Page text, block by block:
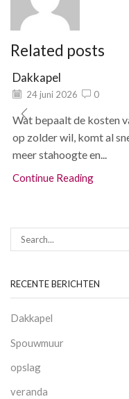
Related posts
Dakkapel
24 juni 2026 0
Wat bepaalt de kosten
op zolder wil, komt al
meer stahoogte en...
Continue Reading
RECENTE BERICHTEN
Dakkapel
Spouwmuur
opslag
veranda